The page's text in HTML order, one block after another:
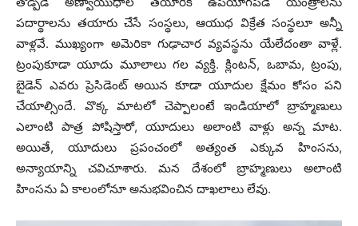
పదార్థాలను తయారు చేసే సంస్థలు, ఆయుధ విక్రేత సంస్థలూ అన్నీ
వాళ్లవే. ముఖ్యంగా అమెరికా గుఢాచార వ్యవస్థను యేలేదంతా వాళ్లే.
ట్రంపుకూడా యూదు మూలాలు గల వ్యక్తి. క్లింటన్, ఒబామ, ట్రంపు,
బైడెన్ ఎవరు ప్రెసిడెంట్ అయిన కూడా యూదుల క్షేమం కోసం పని
చేయాల్సిందే. వొక్క మాటలో చెప్పాలంటే ఇండియాలో బ్రాహ్మణులు
ఎలాంటి పాత్ర పోషిస్తారో, యూదులు అలాంటి వాళ్లు అన్న మాట.
అయితే, యూదులు ప్రపంచంలో అత్యంత ఎక్కువ హింసను,
అన్యాయాన్ని చవిచూశారు. మన దేశంలో బ్రాహ్మణులు అలాంటి
హింసను ఏ కాలంలోనూ అనుభవించిన దాఖలాలు లేవు.